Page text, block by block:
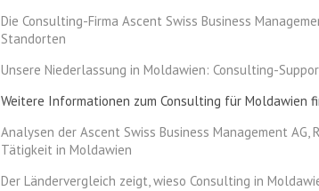
Die Consulting-Firma Ascent Swiss Business
Standorten
Unsere Niederlassung in Moldawien: Consulting-
Weitere Informationen zum Consulting für Moldawien
Analysen der Ascent Swiss Business Management
Tätigkeit in Moldawien
Der Ländervergleich zeigt, wieso Consulting in